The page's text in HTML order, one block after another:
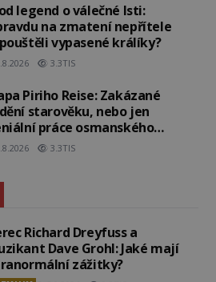
legend o válečné lsti:
na zmatení nepřítele
vypasené králíky?
3.3TIS
Piriho Reise: Zakázané
starověku, nebo jen
práce osmanského
3.3TIS
Richard Dreyfuss a
Dave Grohl: Jaké mají
zážitky?